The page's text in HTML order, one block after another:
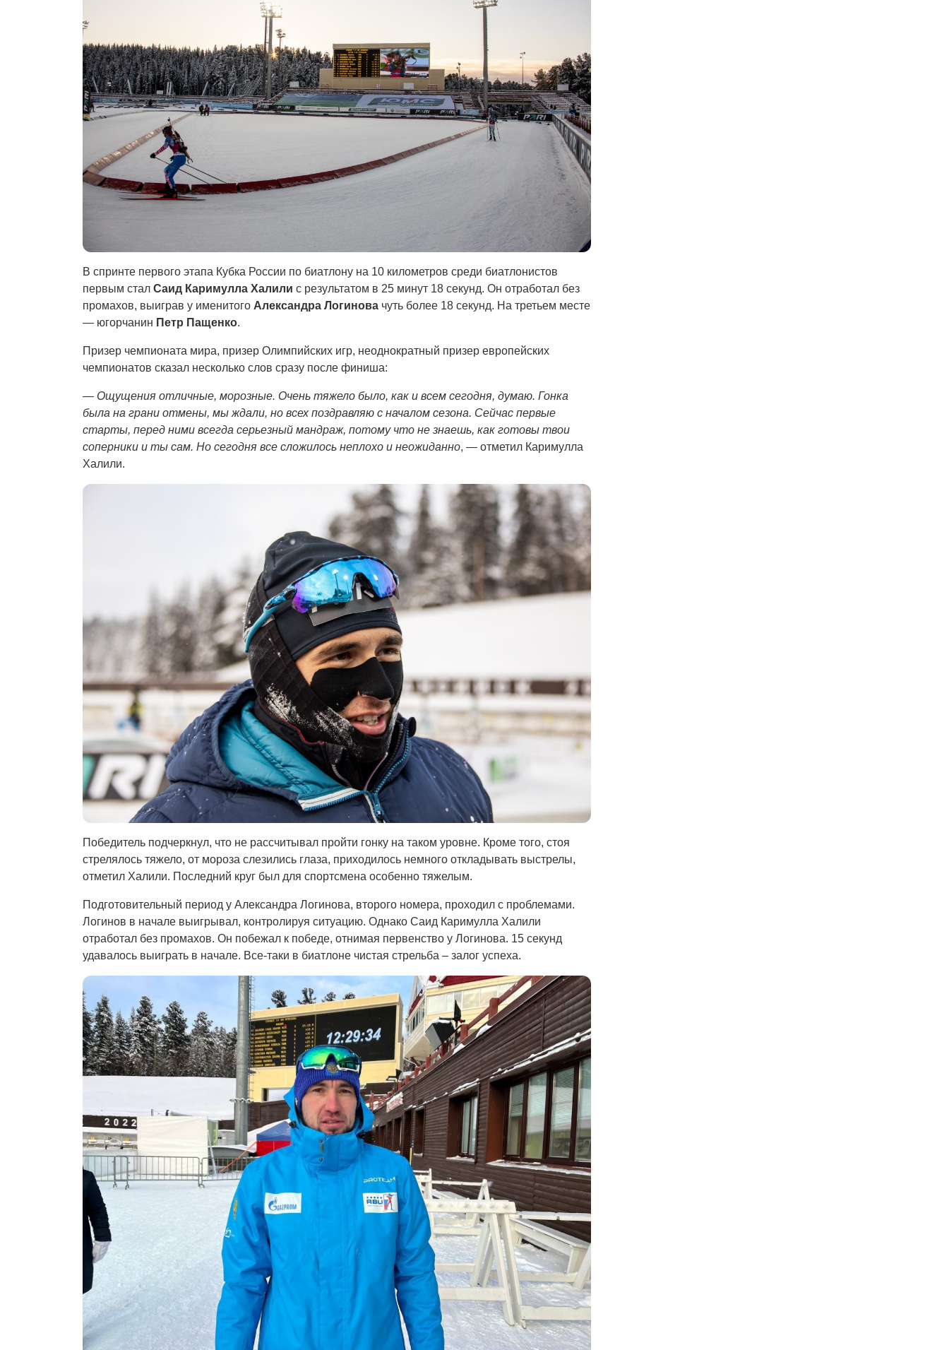
В спринте первого этапа Кубка России по биатлону на 10 километров среди биатлонистов
первым стал Саид Каримулла Халили с результатом в 25 минут 18 секунд. Он отработал без
промахов, выиграв у именитого Александра Логинова чуть более 18 секунд. На третьем месте
— югорчанин Петр Пащенко.
Призер чемпионата мира, призер Олимпийских игр, неоднократный призер европейских
чемпионатов сказал несколько слов сразу после финиша:
— Ощущения отличные, морозные. Очень тяжело было, как и всем сегодня, думаю. Гонка
была на грани отмены, мы ждали, но всех поздравляю с началом сезона. Сейчас первые
старты, перед ними всегда серьезный мандраж, потому что не знаешь, как готовы твои
соперники и ты сам. Но сегодня все сложилось неплохо и неожиданно, — отметил Каримулла
Халили.
Победитель подчеркнул, что не рассчитывал пройти гонку на таком уровне. Кроме того, стоя
стрелялось тяжело, от мороза слезились глаза, приходилось немного откладывать выстрелы,
отметил Халили. Последний круг был для спортсмена особенно тяжелым.
Подготовительный период у Александра Логинова, второго номера, проходил с проблемами.
Логинов в начале выигрывал, контролируя ситуацию. Однако Саид Каримулла Халили
отработал без промахов. Он побежал к победе, отнимая первенство у Логинова. 15 секунд
удавалось выиграть в начале. Все-таки в биатлоне чистая стрельба – залог успеха.